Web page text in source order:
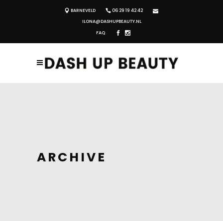
BARNEVELD
06 29 19 42 42
ILONA@DASHUPBEAUTY.NL
FAQ
ARCHIVE